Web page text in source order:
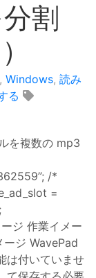
割
, Windows, 読み
る
を複数の mp3
/*
=
ジ 作業イメー
ジ WavePad
は付いていませ